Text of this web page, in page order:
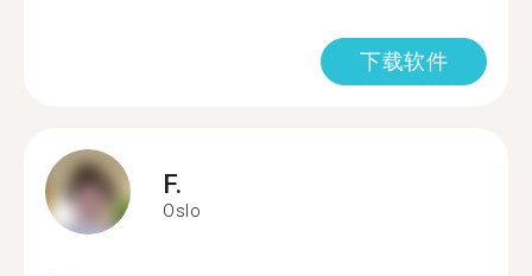
下载软件
F.
Oslo